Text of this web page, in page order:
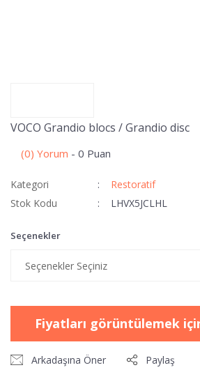
VOCO Grandio blocs / Grandio disc
(0) Yorum - 0 Puan
Kategori
Restoratif
Stok Kodu
LHVX5JCLHL
Seçenekler
Fiyatları görüntülemek
Arkadaşına Öner Paylaş